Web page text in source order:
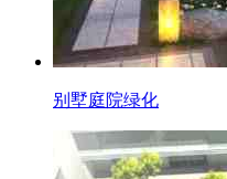
别墅庭院绿化